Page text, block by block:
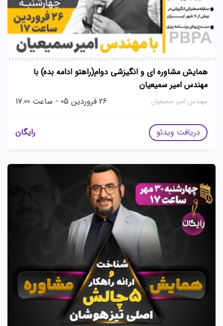
همایش مشاوره ای و انگیزشی دوام(راهتو ادامه بده) با
مهندس امیر سمیعیان
مهندس امیر سمیعیان 26 فروردین 05 - ساعت 17:00
دریافت ویدئو رایگان